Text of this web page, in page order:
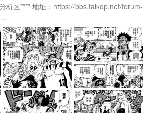
析区**** 地址：https://bbs.talkop.net/forum-